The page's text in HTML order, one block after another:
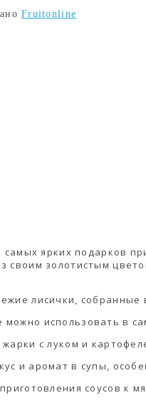
Fruitonline
самых ярких подарков
своим золотистым
лисички, собранные
можно использовать в
с луком и
и аромат в супы,
соусов к